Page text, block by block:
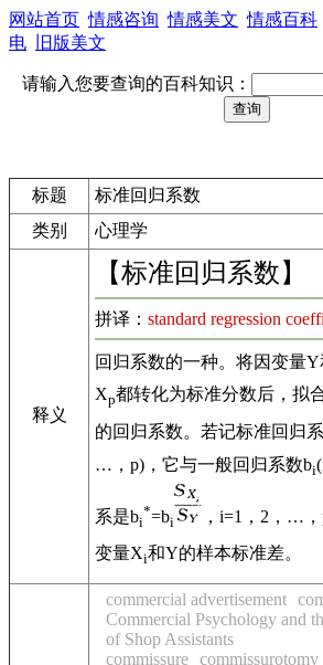
网站首页 情感咨询 情感美文 情感百科
电
旧版美文
请输入您要查询的百科知识：
标题
标准回归系数
类别
心理学
释义
【标准回归系数】
拼译： standard regression
回归系数的一种。将因变量
Xp都转化为标准分数后，拟
的回归系数。若记标准回归
…，p)，它与一般回归系数bi
系是bi
*=bi ，i=1，2，…
变量Xi和Y的样本标准差。
commercial advertisement
Commercial Psychology and
of Shop Assistants
commissure commissurotomy